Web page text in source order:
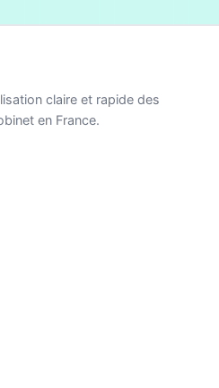
claire et rapide des
en France.